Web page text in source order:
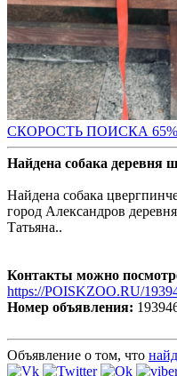
СКОРОСТЬ ПОИСКА 65%
Найдена собака деревня
Найдена собака
город Александров
Татьяна..
Контакты можно
https://POISKZOO.RU/
Номер объявления:
Объявление о том, что